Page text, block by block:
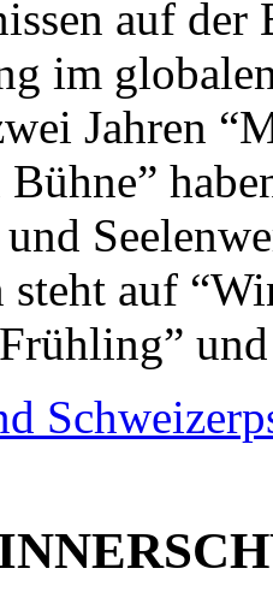
auf
im
Jahren
Bühne”
steht auf